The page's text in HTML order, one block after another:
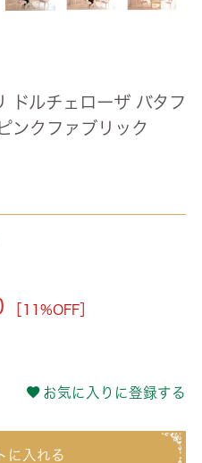
ドルチェローザ バタフ
ンクファブリック
［11%OFF］
お気に入りに登録する
に入れる